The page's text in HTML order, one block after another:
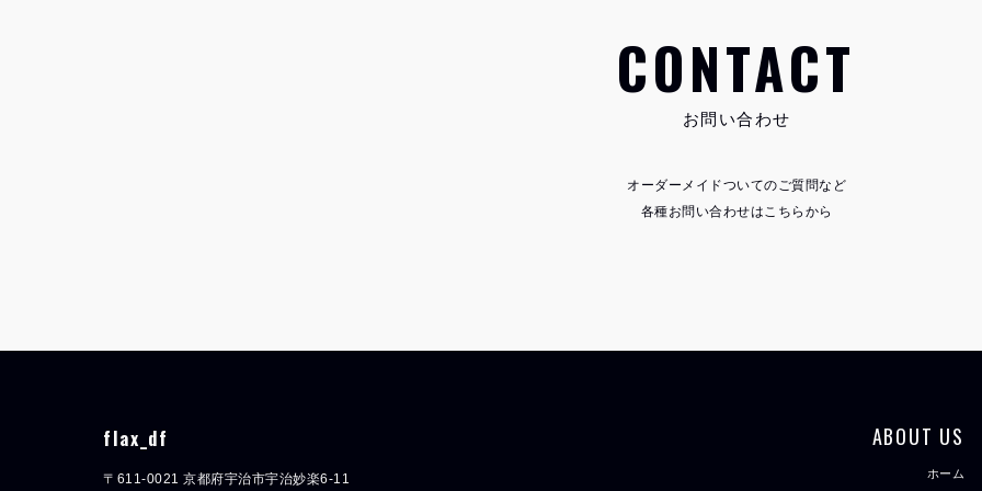
CONTACT
お問い合わせ
オーダーメイドついてのご質問など
各種お問い合わせはこちらから
flax_df
〒611-0021 京都府宇治市宇治妙楽6-11
ABOUT US
ホーム